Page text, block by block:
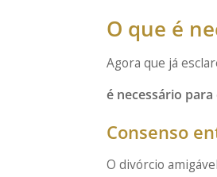
O que é
Agora que já
é necessário
Consenso
O divórcio